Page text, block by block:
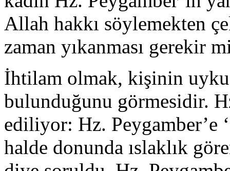
Allah hakkı söyle­mekten
zaman yıkanması gerekir
İhtilam olmak, kişinin
bulunduğunu gör­mesidir.
ediliyor: Hz. Peygamber’e
halde donunda ıslaklık